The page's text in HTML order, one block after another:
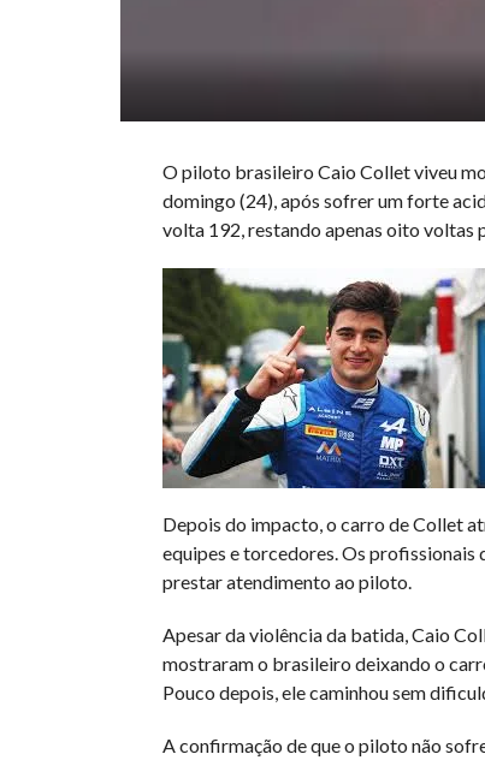
O piloto brasileiro Caio Collet viveu
domingo (24), após sofrer um forte
volta 192, restando apenas oito voltas
Depois do impacto, o carro de Collet
equipes e torcedores. Os profissionais
prestar atendimento ao piloto.
Apesar da violência da batida, Caio
mostraram o brasileiro deixando o
Pouco depois, ele caminhou sem
A confirmação de que o piloto não